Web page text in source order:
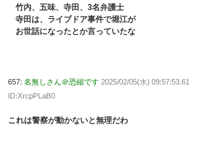
竹内、五味、寺田、3名弁護士
寺田は、ライブドア事件で堀江が
お世話になったとか言っていたな
657: 名無しさん＠恐縮です 2025/02/05(水) 09:57:53.61
ID:XrcpPLaB0
これは警察が動かないと無理だわ